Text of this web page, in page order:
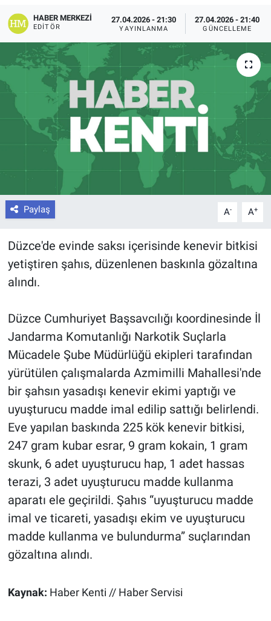
HABER MERKEZI
EDITÖR
27.04.2026 - 21:30
YAYINLANMA
27.04.2026 - 21:40
GÜNCELLEME
Paylaş A- A+
Düzce'de evinde saksı içerisinde kenevir bitkisi
yetiştiren şahıs, düzenlenen baskınla gözaltına
alındı.
Düzce Cumhuriyet Başsavcılığı koordinesinde İl
Jandarma Komutanlığı Narkotik Suçlarla
Mücadele Şube Müdürlüğü ekipleri tarafından
yürütülen çalışmalarda Azmimilli Mahallesi'nde
bir şahsın yasadışı kenevir ekimi yaptığı ve
uyuşturucu madde imal edilip sattığı belirlendi.
Eve yapılan baskında 225 kök kenevir bitkisi,
247 gram kubar esrar, 9 gram kokain, 1 gram
skunk, 6 adet uyuşturucu hap, 1 adet hassas
terazi, 3 adet uyuşturucu madde kullanma
aparatı ele geçirildi. Şahıs “uyuşturucu madde
imal ve ticareti, yasadışı ekim ve uyuşturucu
madde kullanma ve bulundurma” suçlarından
gözaltına alındı.
Kaynak: Haber Kenti // Haber Servisi